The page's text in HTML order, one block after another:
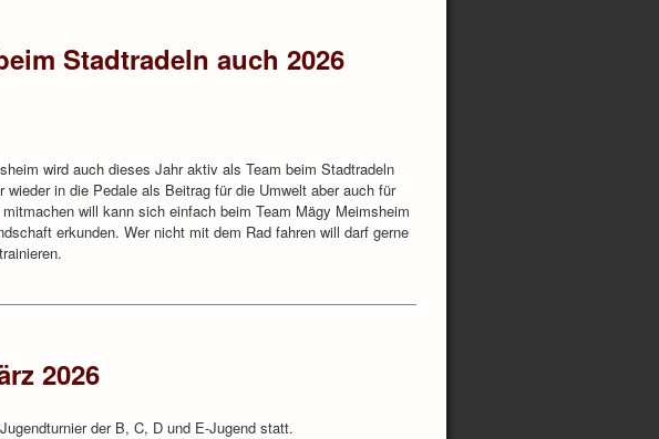
Stadtradeln auch 2026
wird auch dieses Jahr aktiv als Team beim Stadtradeln
in die Pedale als Beitrag für die Umwelt aber auch für
will kann sich einfach beim Team Mägy Meimsheim
erkunden. Wer nicht mit dem Rad fahren will darf gerne
2026
der B, C, D und E-Jugend statt.